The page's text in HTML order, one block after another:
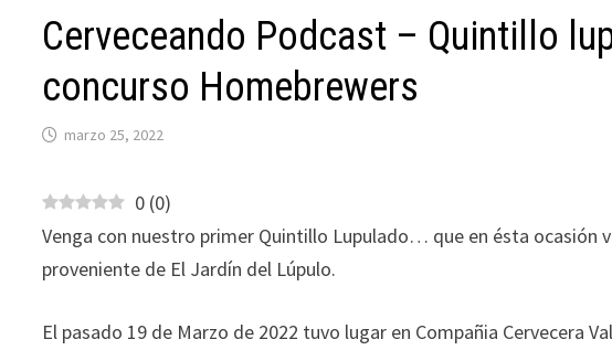
Cerveceando Podcast – Quintillo
concurso Homebrewers
marzo 25, 2022
0 (0)
Venga con nuestro primer Quintillo Lupulado… que en ésta ocasión
proveniente de El Jardín del Lúpulo.
El pasado 19 de Marzo de 2022 tuvo lugar en Compañia Cervecera